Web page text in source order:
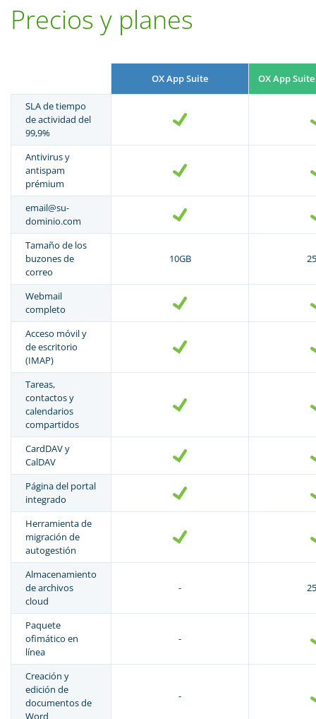
Precios y planes
OX App Suite OX App
SLA de tiempo
de actividad del
99,9%
Antivirus y
antispam
prémium
email@su-
dominio.com
Tamaño de los
buzones de
correo
10GB
Webmail
completo
Acceso móvil y
de escritorio
(IMAP)
Tareas,
contactos y
calendarios
compartidos
CardDAV y
CalDAV
Página del portal
integrado
Herramienta de
migración de
autogestión
Almacenamiento
de archivos
cloud
-
Paquete
ofimático en
línea
-
Creación y
edición de
documentos de
Word
-